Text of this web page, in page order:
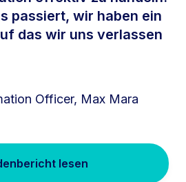
passiert, wir haben ein
das wir uns verlassen
Officer, Max Mara
lesen